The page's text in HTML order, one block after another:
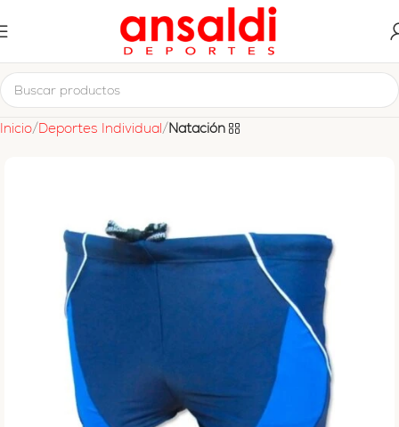
Inicio Deportes Individual Natación